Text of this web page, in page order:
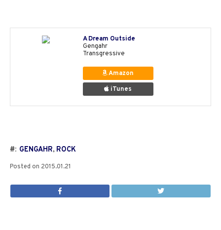
A Dream Outside
Gengahr
Transgressive
Amazon
iTunes
#: GENGAHR, ROCK
Posted on 2015.01.21